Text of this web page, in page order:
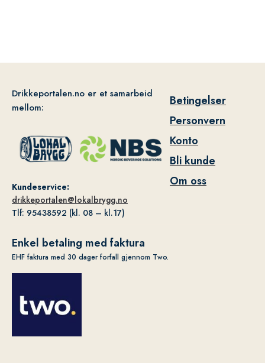
Drikkeportalen.no er et samarbeid
mellom:
Kundeservice:
drikkeportalen@lokalbrygg.no
Tlf: 95438592 (kl. 08 – kl.17)
Betingelser
Personvern
Konto
Bli kunde
Om oss
Enkel betaling med faktura
EHF faktura med 30 dager forfall gjennom Two.